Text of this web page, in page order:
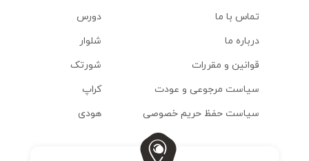
تماس با ما
درباره ما
قوانین و مقررات
سیاست مرجوعی و عودت
سیاست حفظ حریم خصوصی
دورس
شلوار
شورتک
کراپ
هودی